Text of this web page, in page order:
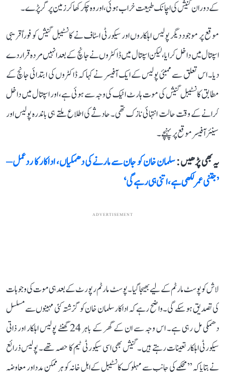
کے دوران گنیش کی اچانک طبیعت خراب ہوئی، اور وہ چکر کھا کر زمین پر گر پڑے۔
موقع پر موجود دیگر پولیس اہلکاروں اور سیکورٹی اسٹاف نے کانسٹیبل گنیش کو فوراً قریبی
اسپتال میں داخل کرایا، لیکن اسپتال میں ڈاکٹروں نے جانچ کے بعد انہیں مردہ قرار دے
دیا۔ اس تعلق سے ممبئی پولیس کے ایک آفیسر نے کہا کہ ڈاکٹروں کی ابتدائی جانچ کے
مطابق کانسٹیبل گنیش کی موت ہارٹ اٹیک کی وجہ سے ہوئی ہے، اور اسپتال میں داخل
کرانے کے وقت حالت انتہائی نازک تھی۔ حادثے کی اطلاع ملتے ہی باندرہ پولیس اور
سینئر آفیسر موقع پر پہنچے۔
یہ بھی پڑھیں :سلمان خان کو جان سے مارنے کی دھمکیاں، اداکار کا ردعمل –
’جتنی عمر لکھی ہے، اتنی ہی رہے گی‘
ADVERTISEMENT
لاش کو پوسٹ مارٹم کے لیے بھیجا گیا۔ پوسٹ مارٹم رپورٹ کے بعد ہی موت کی وجوہات
کی تصدیق ہو سکے گی۔ واضح رہے کہ اداکار سلمان خان کو گزشتہ کئی مہینوں سے مسلسل
دھمکی مل رہی ہے۔ اس وجہ سے ان کے گھر کے باہر 24 گھنٹے پولیس اہلکار اور ذاتی
سیکورٹی اہلکار تعینات رہتے ہیں۔ گنیش بھی اسی سیکورٹی ٹیم کا حصہ تھے۔ پولیس ذرائع
نے بتایا کہ’’ محکمے کی جانب سے مہلوک کانسٹیبل کے اہل خانہ کو ہر ممکن مدد اور معاوضہ